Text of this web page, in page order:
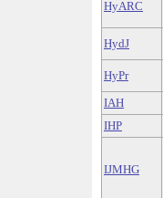
HyARC
HydJ
HyPr
IAH
IHP
IJMHG